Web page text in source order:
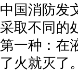
中国消防发
采取不同的
第一种：在
了火就灭了